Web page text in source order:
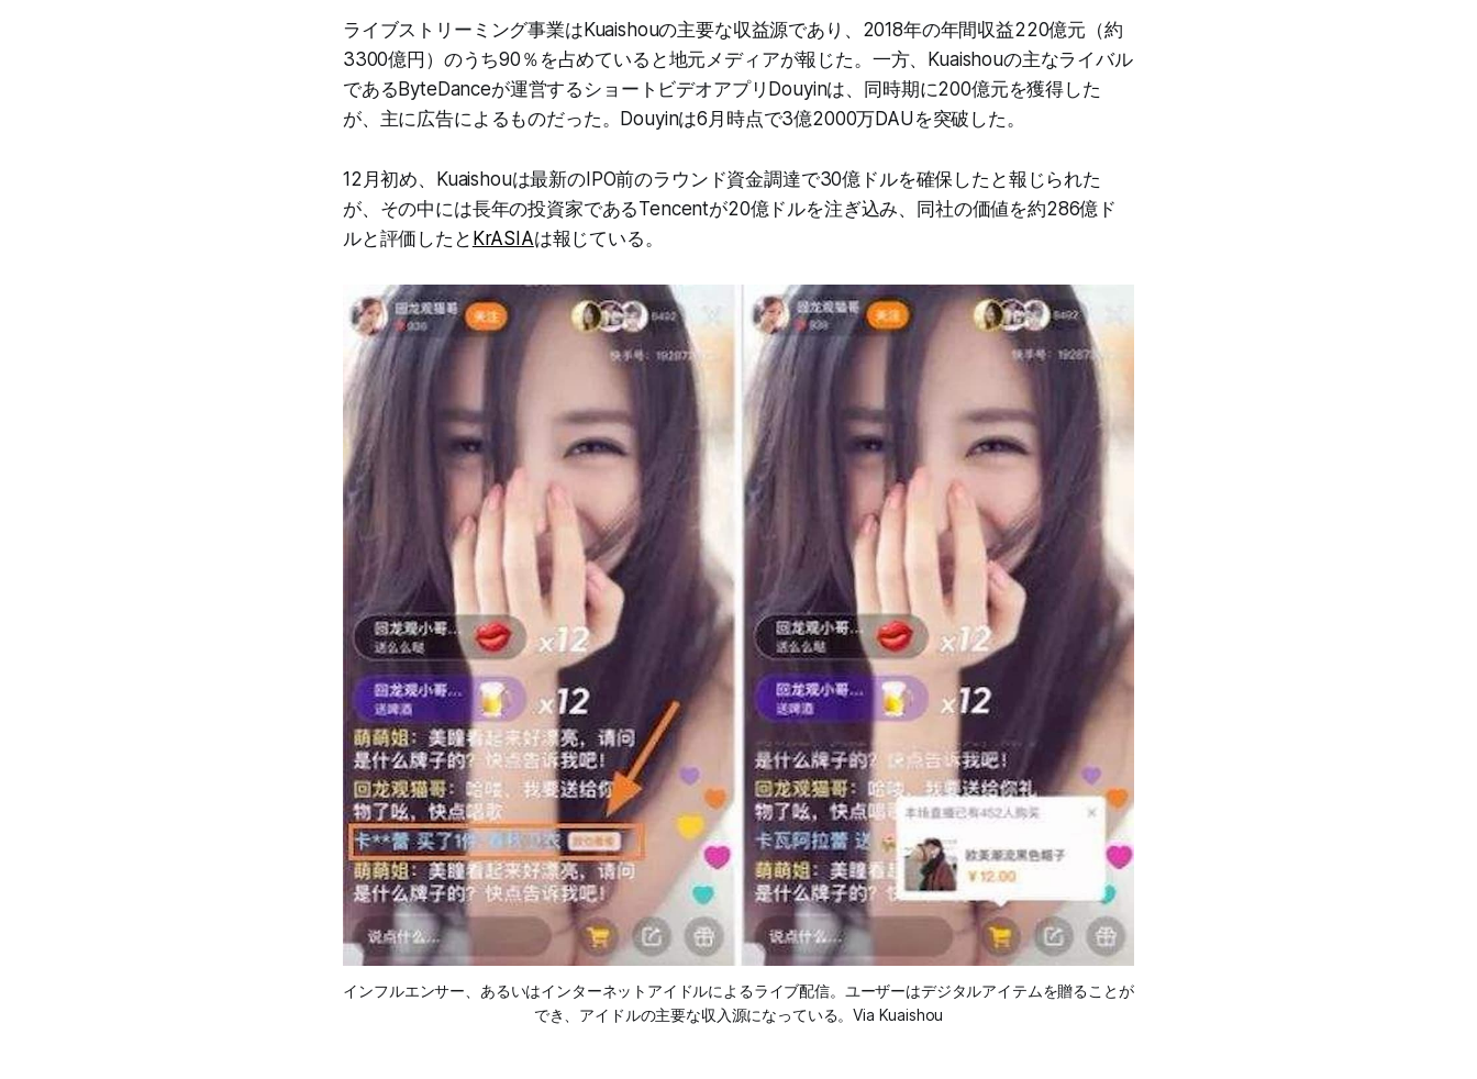
ライブストリーミング事業はKuaishouの主要な収益源であり、2018年の年間収益220億元（約
3300億円）のうち90％を占めていると地元メディアが報じた。一方、Kuaishouの主なライバル
であるByteDanceが運営するショートビデオアプリDouyinは、同時期に200億元を獲得した
が、主に広告によるものだった。Douyinは6月時点で3億2000万DAUを突破した。
12月初め、Kuaishouは最新のIPO前のラウンド資金調達で30億ドルを確保したと報じられた
が、その中には長年の投資家であるTencentが20億ドルを注ぎ込み、同社の価値を約286億ド
ルと評価したと KrASIAは報じている。
インフルエンサー、あるいはインターネットアイドルによるライブ配信。ユーザーはデジタルアイテムを贈ることが
でき、アイドルの主要な収入源になっている。Via Kuaishou